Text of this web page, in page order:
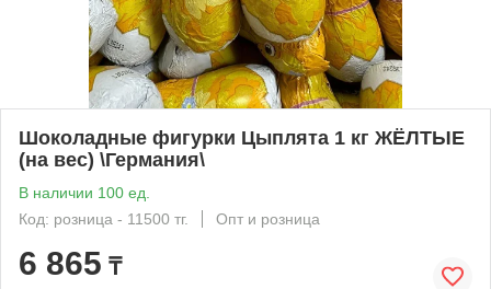
Шоколадные фигурки Цыплята 1 кг ЖЁЛТЫЕ
(на вес) \Германия\
В наличии 100 ед.
Код: розница - 11500 тг.
Опт и розница
6 865 ₸